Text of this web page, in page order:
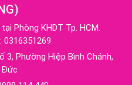
)
Phòng KHDT Tp. HCM.
0316351269
3, Phường Hiệp Bình Chánh,
Đức